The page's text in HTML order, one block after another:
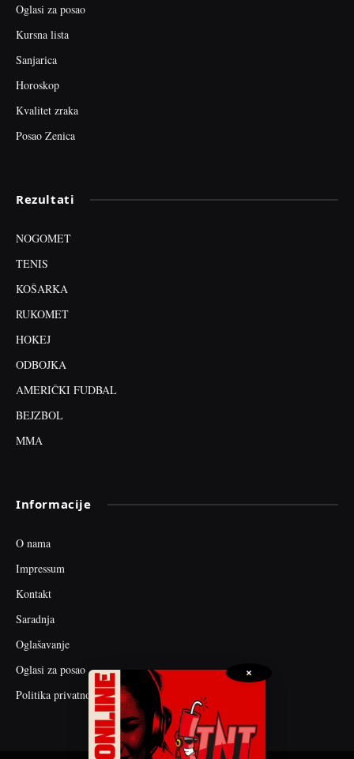
Oglasi za posao
Kursna lista
Sanjarica
Horoskop
Kvalitet zraka
Posao Zenica
Rezultati
NOGOMET
TENIS
KOŠARKA
RUKOMET
HOKEJ
ODBOJKA
AMERIČKI FUDBAL
BEJZBOL
MMA
Informacije
O nama
Impressum
Kontakt
Saradnja
Oglašavanje
Oglasi za posao
Politika privatnosti
×